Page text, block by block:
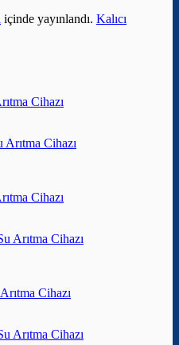
içinde yayınlandı. Kalıcı
Cihazı
Cihazı
Cihazı